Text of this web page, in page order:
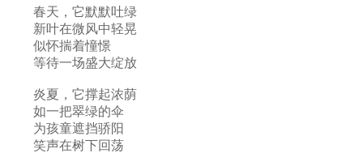
春天，它默默吐绿
新叶在微风中轻晃
似怀揣着憧憬
等待一场盛大绽放
炎夏，它撑起浓荫
如一把翠绿的伞
为孩童遮挡骄阳
笑声在树下回荡